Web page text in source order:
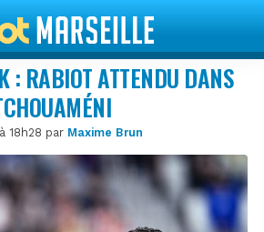
: RABIOT ATTENDU DANS
18h28 par Maxime Brun